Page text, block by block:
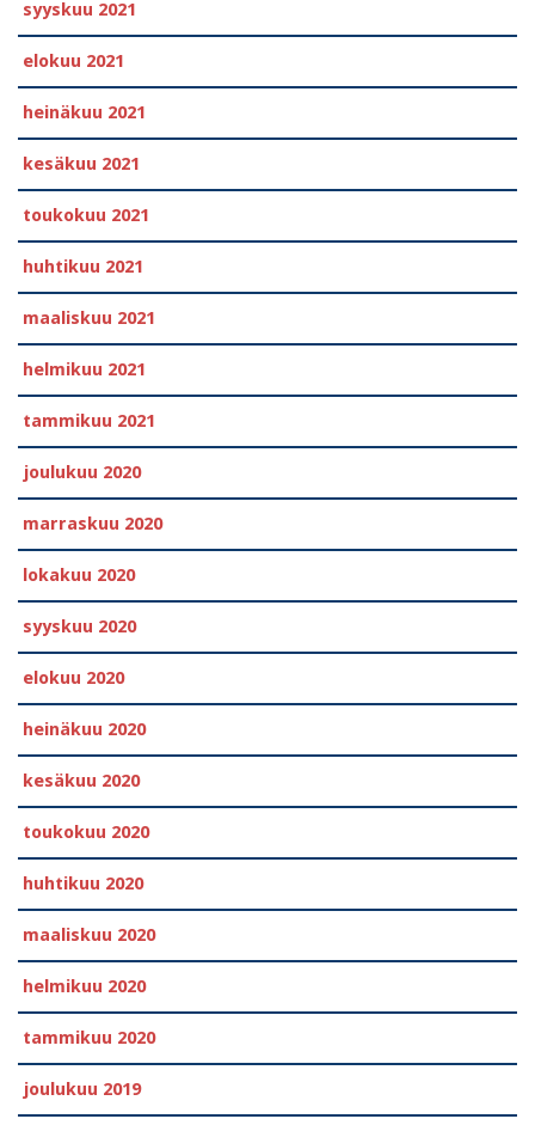
syyskuu 2021
elokuu 2021
heinäkuu 2021
kesäkuu 2021
toukokuu 2021
huhtikuu 2021
maaliskuu 2021
helmikuu 2021
tammikuu 2021
joulukuu 2020
marraskuu 2020
lokakuu 2020
syyskuu 2020
elokuu 2020
heinäkuu 2020
kesäkuu 2020
toukokuu 2020
huhtikuu 2020
maaliskuu 2020
helmikuu 2020
tammikuu 2020
joulukuu 2019